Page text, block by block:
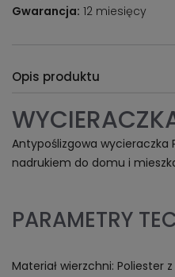
Gwarancja: 12 miesięcy
Opis produktu
Antypoślizgowa wycieraczka
nadrukiem do domu i
PARAMETRY
Materiał wierzchni: Poliester